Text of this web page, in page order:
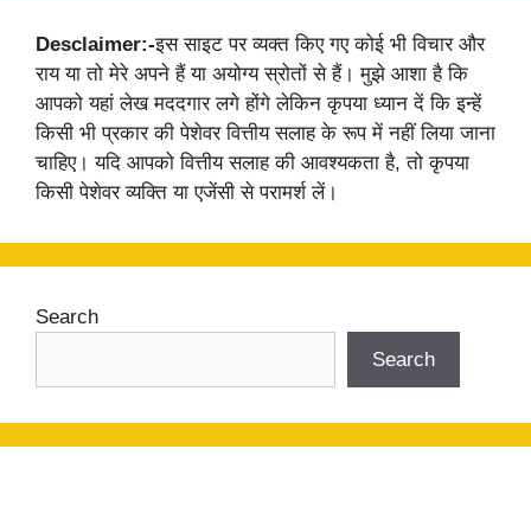
Desclaimer:-इस साइट पर व्यक्त किए गए कोई भी विचार और
राय या तो मेरे अपने हैं या अयोग्य स्रोतों से हैं। मुझे आशा है कि
आपको यहां लेख मददगार लगे होंगे लेकिन कृपया ध्यान दें कि इन्हें
किसी भी प्रकार की पेशेवर वित्तीय सलाह के रूप में नहीं लिया जाना
चाहिए। यदि आपको वित्तीय सलाह की आवश्यकता है, तो कृपया
किसी पेशेवर व्यक्ति या एजेंसी से परामर्श लें।
Search
Search